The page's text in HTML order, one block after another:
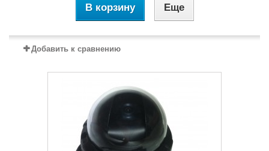
В корзину Еще
Добавить к сравнению